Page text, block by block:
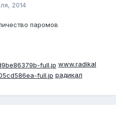
2014
паромов
www.radikal
радикал